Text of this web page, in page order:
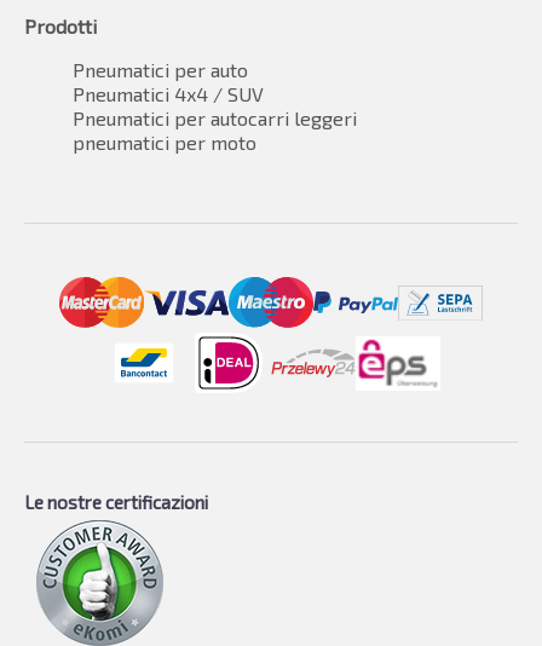
Prodotti
Pneumatici per auto
Pneumatici 4x4 / SUV
Pneumatici per autocarri leggeri
pneumatici per moto
Le nostre certificazioni